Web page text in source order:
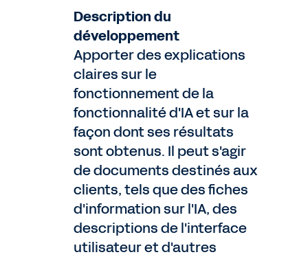
Description du
développement
Apporter des explications
claires sur le
fonctionnement de la
fonctionnalité d'IA et sur la
façon dont ses résultats
sont obtenus. Il peut s'agir
de documents destinés aux
clients, tels que des fiches
d'information sur l'IA, des
descriptions de l'interface
utilisateur et d'autres